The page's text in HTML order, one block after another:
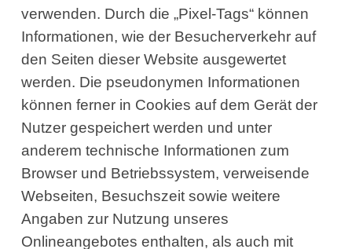
verwenden. Durch die „Pixel-Tags“ können
Informationen, wie der Besucherverkehr auf
den Seiten dieser Website ausgewertet
werden. Die pseudonymen Informationen
können ferner in Cookies auf dem Gerät der
Nutzer gespeichert werden und unter
anderem technische Informationen zum
Browser und Betriebssystem, verweisende
Webseiten, Besuchszeit sowie weitere
Angaben zur Nutzung unseres
Onlineangebotes enthalten, als auch mit